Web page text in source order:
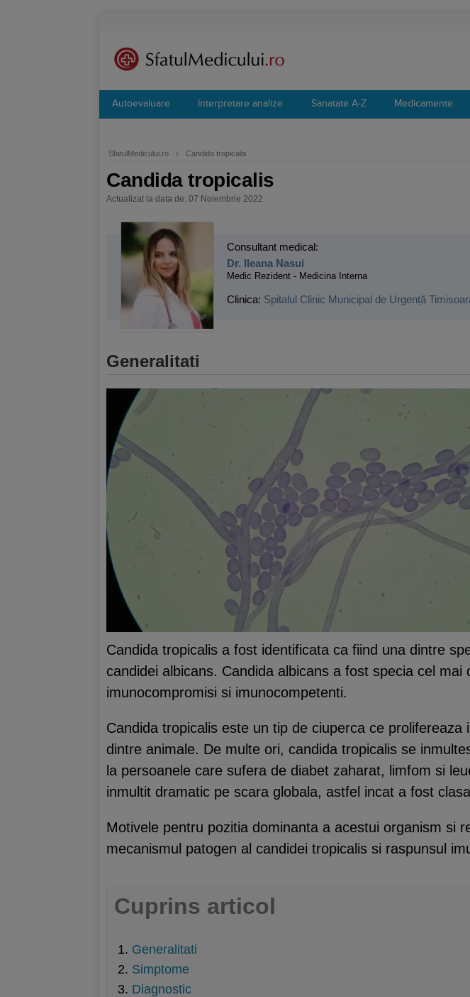
Autoevaluare Interpretare analize Sanatate A-Z Medicamente
SfatulMedicului.ro › Candida tropicalis
Candida tropicalis
Actualizat la data de: 07 Noiembrie 2022
Consultant medical:
Dr. Ileana Nasui
Medic Rezident - Medicina Interna
Clinica: Spitalul Clinic Municipal de Urgență
Generalitati
Candida tropicalis a fost identificata ca fiind una dintre
candidei albicans. Candida albicans a fost specia cel
imunocompromisi si imunocompetenti.
Candida tropicalis este un tip de ciuperca ce
dintre animale. De multe ori, candida tropicalis se
la persoanele care sufera de diabet zaharat, limfom si
inmultit dramatic pe scara globala, astfel incat a fost
Motivele pentru pozitia dominanta a acestui organism si
mecanismul patogen al candidei tropicalis si raspunsul
Cuprins articol
Generalitati
Simptome
Diagnostic